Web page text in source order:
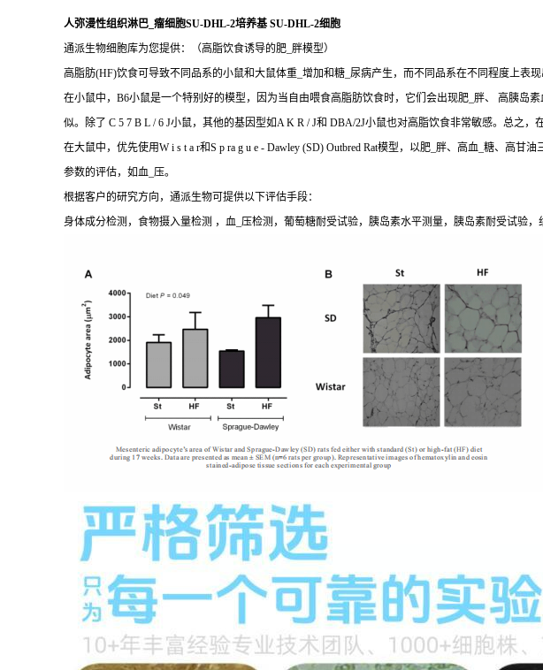
人弥漫性组织淋巴_瘤细胞SU-DHL-2培养基 SU-DHL-2细胞
通派生物细胞库为您提供：（高脂饮食诱导的肥_胖模型）
高脂肪(HF)饮食可导致不同品系的小鼠和大鼠体重_增加和糖_尿病产生，而不同品系在不同程度上表现
在小鼠中，B6小鼠是一个特别好的模型，因为当自由喂食高脂肪饮食时，它们会出现肥_胖、 高胰岛
似。除了 C 5 7 B L / 6 J小鼠，其他的基因型如A K R / J和 DBA/2J小鼠也对高脂饮食非常敏感。总之
在大鼠中，优先使用W i s t a r和S p ra g u e - Dawley (SD) Outbred Rat模型，以肥_胖、高血_糖、高
参数的评估，如血_压。
根据客户的研究方向，通派生物可提供以下评估手段：
身体成分检测，食物摄入量检测 ，血_压检测，葡萄糖耐受试验，胰岛素水平测量，胰岛素耐受试验，